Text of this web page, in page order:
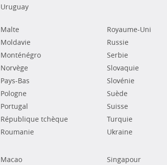
Uruguay
Malte
Moldavie
Monténégro
Norvège
Pays-Bas
Pologne
Portugal
République tchèque
Roumanie
Royaume-Uni
Russie
Serbie
Slovaquie
Slovénie
Suède
Suisse
Turquie
Ukraine
Macao
Singapour